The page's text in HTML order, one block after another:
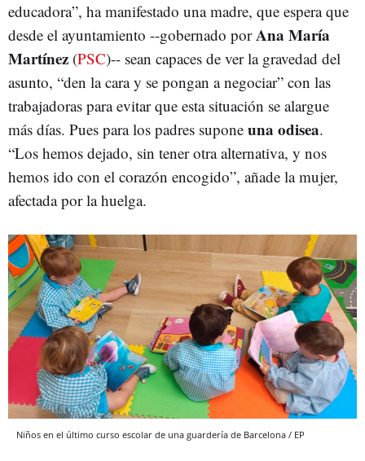
educadora”, ha manifestado una madre, que espera que
desde el ayuntamiento --gobernado porAna María
Martínez (PSC)-- sean capaces de ver la gravedad del
asunto, “den la cara y se pongan a negociar” con las
trabajadoras para evitar que esta situación se alargue
más días. Pues para los padres supone una odisea.
“Los hemos dejado, sin tener otra alternativa, y nos
hemos ido con el corazón encogido”, añade la mujer,
afectada por la huelga.
Niños en el último curso escolar de una guardería de Barcelona / EP